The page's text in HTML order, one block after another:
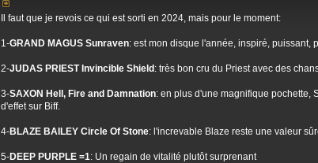
Il faut que je revois ce qui est sorti en 2024, mais pour le moment:
1-GRAND MAGUS Sunraven: est mon disque l'année, inspiré, puissant,
2-JUDAS PRIEST Invincible Shield : très bon cru du Priest avec des
3-SAXON Hell, Fire and Damnation: en plus d'une magnifique pochette,
d'effet sur Biff.
4-BLAZE BAILEY Circle Of Stone: l'increvable Blaze reste une valeur
5-DEEP PURPLE =1: Un regain de vitalité plutôt surprenant